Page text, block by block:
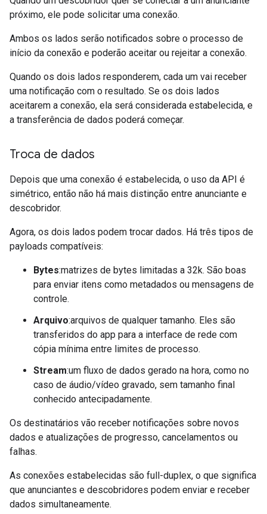
próximo, ele pode solicitar uma conexão.
Ambos os lados serão notificados sobre o processo de
início da conexão e poderão aceitar ou rejeitar a conexão.
Quando os dois lados responderem, cada um vai receber
uma notificação com o resultado. Se os dois lados
aceitarem a conexão, ela será considerada estabelecida, e
a transferência de dados poderá começar.
Troca de dados
Depois que uma conexão é estabelecida, o uso da API é
simétrico, então não há mais distinção entre anunciante e
descobridor.
Agora, os dois lados podem trocar dados. Há três tipos de
payloads compatíveis:
Bytes:matrizes de bytes limitadas a 32k. São boas
para enviar itens como metadados ou mensagens de
controle.
Arquivo:arquivos de qualquer tamanho. Eles são
transferidos do app para a interface de rede com
cópia mínima entre limites de processo.
Stream:um fluxo de dados gerado na hora, como no
caso de áudio/vídeo gravado, sem tamanho final
conhecido antecipadamente.
Os destinatários vão receber notificações sobre novos
dados e atualizações de progresso, cancelamentos ou
falhas.
As conexões estabelecidas são full-duplex, o que significa
que anunciantes e descobridores podem enviar e receber
dados simultaneamente.